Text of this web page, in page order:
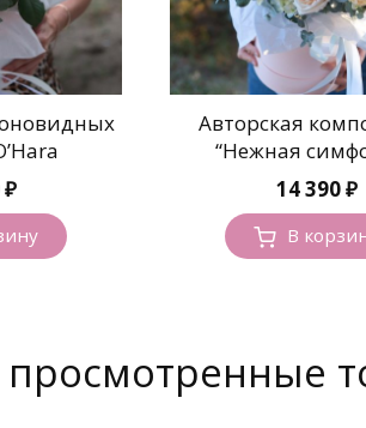
₽
Авторская
“Нежная
14 390₽
В